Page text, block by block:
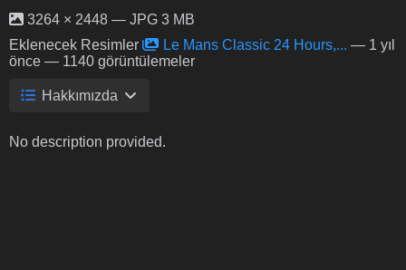
3264 × 2448 — JPG 3 MB
Eklenecek Resimler
Le Mans Classic 24 Hours,... — 1 yıl
önce — 1140 görüntülemeler
Hakkımızda
No description provided.